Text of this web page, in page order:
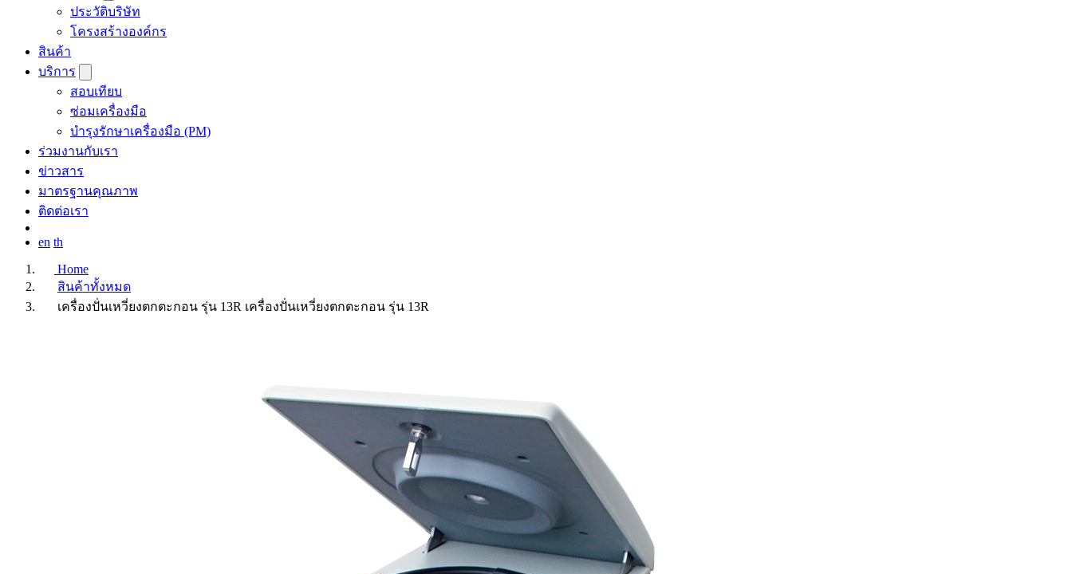
ประวัติบริษัท
โครงสร้างองค์กร
สินค้า
บริการ
สอบเทียบ
ซ่อมเครื่องมือ
บำรุงรักษาเครื่องมือ (PM)
ร่วมงานกับเรา
ข่าวสาร
มาตรฐานคุณภาพ
ติดต่อเรา
en th
Home
สินค้าทั้งหมด
เครื่องปั่นเหวี่ยงตกตะกอน รุ่น 13R เครื่องปั่นเหวี่ยงตกตะกอน รุ่น 13R